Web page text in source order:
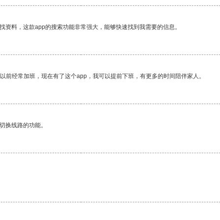
料，这款app的搜索功能非常强大，能够快速找到我需要的信息。
经常加班，现在有了这个app，我可以提前下班，有更多的时间陪伴家人。
换线路的功能。